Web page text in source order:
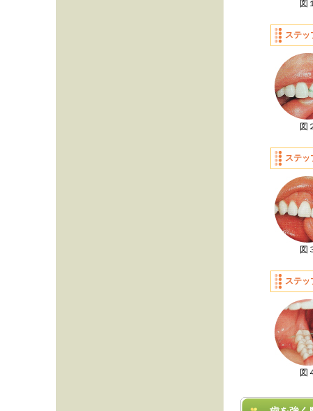
図
ステ
図
ステ
図
ステ
図